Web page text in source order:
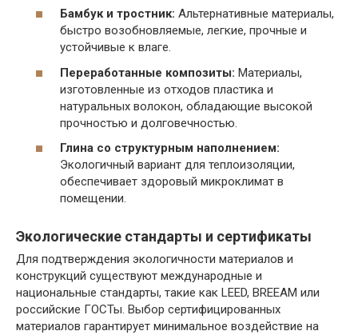
Бамбук и тростник: Альтернативные материалы,
быстро возобновляемые, легкие, прочные и
устойчивые к влаге.
Переработанные композиты: Материалы,
изготовленные из отходов пластика и
натуральных волокон, обладающие высокой
прочностью и долговечностью.
Глина со структурным наполнением:
Экологичный вариант для теплоизоляции,
обеспечивает здоровый микроклимат в
помещении.
Экологические стандарты и сертификаты
Для подтверждения экологичности материалов и
конструкций существуют международные и
национальные стандарты, такие как LEED, BREEAM или
российские ГОСТы. Выбор сертифицированных
материалов гарантирует минимальное воздействие на